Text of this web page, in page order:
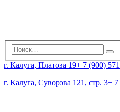
г. Калуга, Платова 19+ 7 (900)
г. Калуга, Суворова 121, стр. 3+ 7